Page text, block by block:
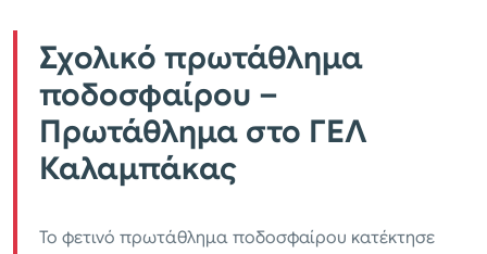
Σχολικό πρωτάθλημα
ποδοσφαίρου –
Πρωτάθλημα στο ΓΕΛ
Καλαμπάκας
Το φετινό πρωτάθλημα ποδοσφαίρου κατέκτησε